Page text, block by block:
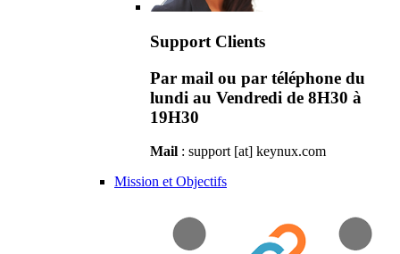
Support Clients
Par mail ou par téléphone du
lundi au Vendredi de 8H30 à
19H30
Mail : support [at] keynux.com
Mission et Objectifs